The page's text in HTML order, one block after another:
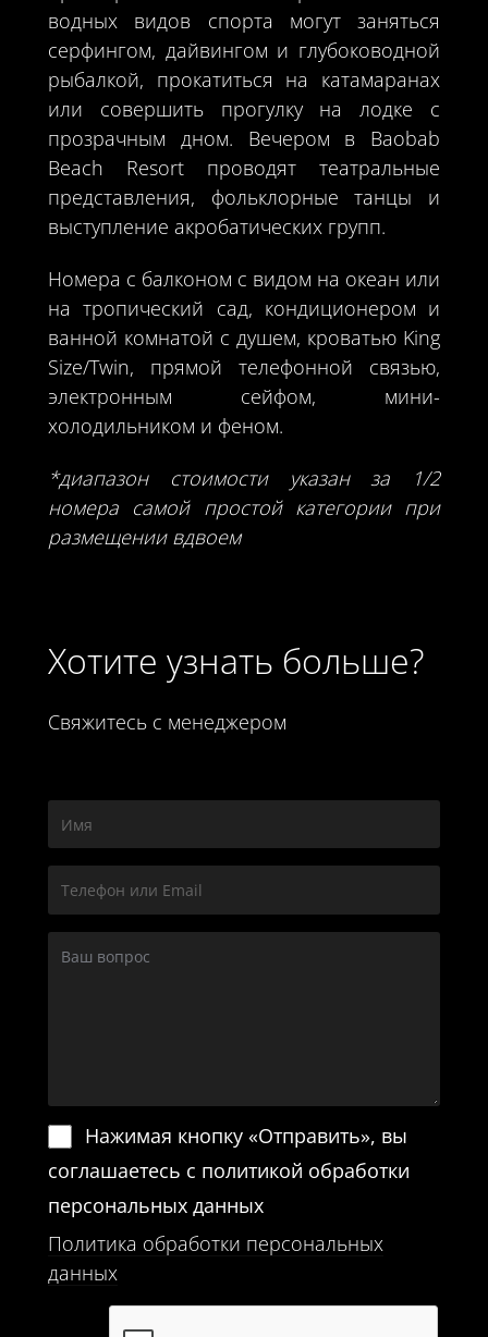
водных видов спорта могут заняться
серфингом, дайвингом и глубоководной
рыбалкой, прокатиться на катамаранах
или совершить прогулку на лодке с
прозрачным дном. Вечером в Baobab
Beach Resort проводят театральные
представления, фольклорные танцы и
выступление акробатических групп.
Номера с балконом с видом на океан или
на тропический сад, кондиционером и
ванной комнатой с душем, кроватью King
Size/Twin, прямой телефонной связью,
электронным сейфом, мини-
холодильником и феном.
*диапазон стоимости указан за 1/2
номера самой простой категории при
размещении вдвоем
Хотите узнать больше?
Свяжитесь с менеджером
Нажимая кнопку «Отправить», вы
соглашаетесь с политикой обработки
персональных данных
Политика обработки персональных
данных